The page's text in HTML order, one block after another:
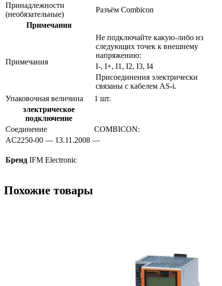
Принадлежности
(необязательные)
Разъём Combicon
Примечания
Примечания
Не подключайте какую-либо из
следующих точек к внешнему
напряжению:
I-, I+, I1, I2, I3, I4
Присоединения электрически
связаны с кабелем AS-i.
Упаковочная величина
1 шт.
электрическое
подключение
Соединение
COMBICON:
AC2250-00 — 13.11.2008 —
Бренд IFM Electronic
Похожие товары